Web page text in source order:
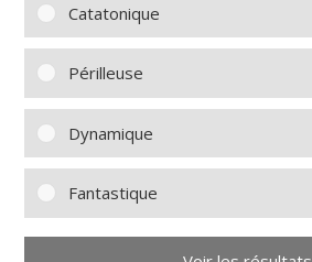
Catatonique
Périlleuse
Dynamique
Fantastique